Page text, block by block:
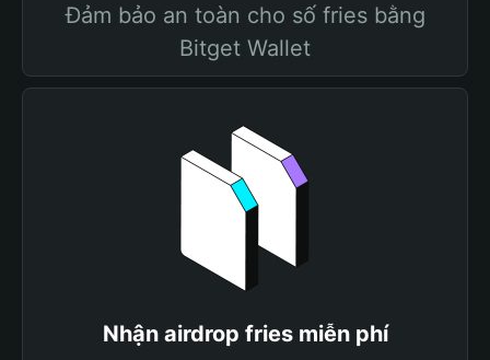
Đảm bảo an toàn cho số fries bằng
Bitget Wallet
Nhận airdrop fries miễn phí